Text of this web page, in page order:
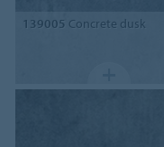
139005 Concrete dusk